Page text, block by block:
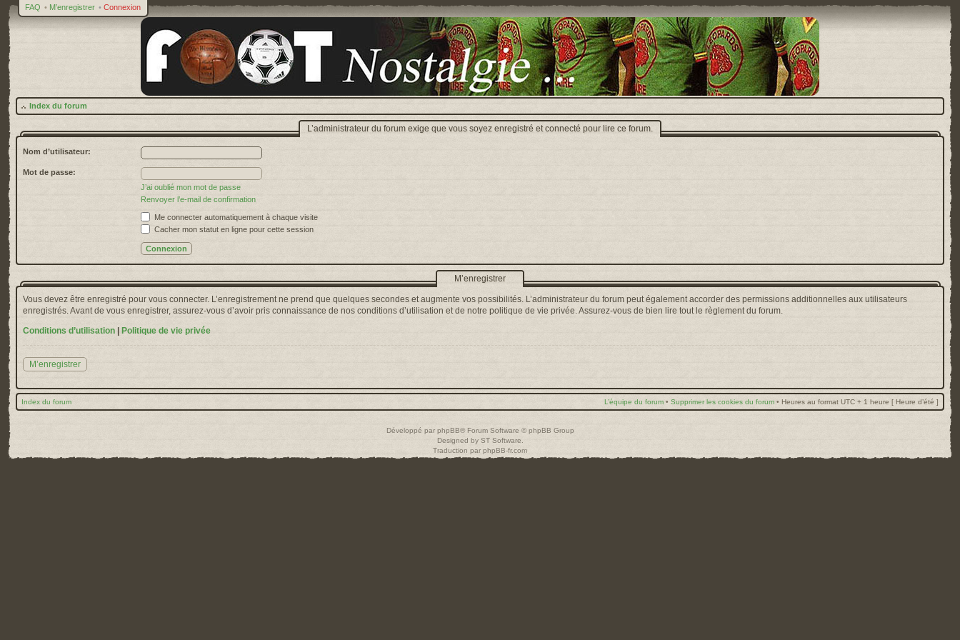
FAQ • M’enregistrer • Connexion
Index du forum
L’administrateur du forum exige que vous soyez enregistré et connecté pour lire ce forum.
Nom d’utilisateur:
Mot de passe:
J’ai oublié mon mot de passe
Renvoyer l’e-mail de confirmation
Me connecter automatiquement à chaque visite
Cacher mon statut en ligne pour cette session
M’enregistrer
Vous devez être enregistré pour vous connecter. L’enregistrement ne prend que quelques secondes et augmente vos possibilités. L’administrateur du forum peut également accorder des permissions additionnelles aux utilisateurs
enregistrés. Avant de vous enregistrer, assurez-vous d’avoir pris connaissance de nos conditions d’utilisation et de notre politique de vie privée. Assurez-vous de bien lire tout le règlement du forum.
Conditions d’utilisation
Politique de vie privée
M’enregistrer
Index du forum L’équipe du forum • Supprimer les cookies du forum • Heures au format UTC + 1 heure [ Heure d’été ]
Développé par phpBB® Forum Software © phpBB Group
Designed by ST Software
Traduction par phpBB-fr.com